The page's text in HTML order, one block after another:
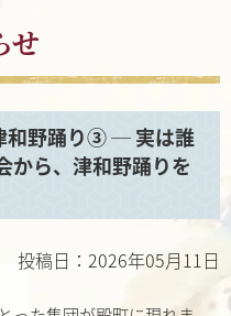
せ
和野踊り③ ─ 実は誰
から、津和野踊りを
投稿日：2026年05月11日